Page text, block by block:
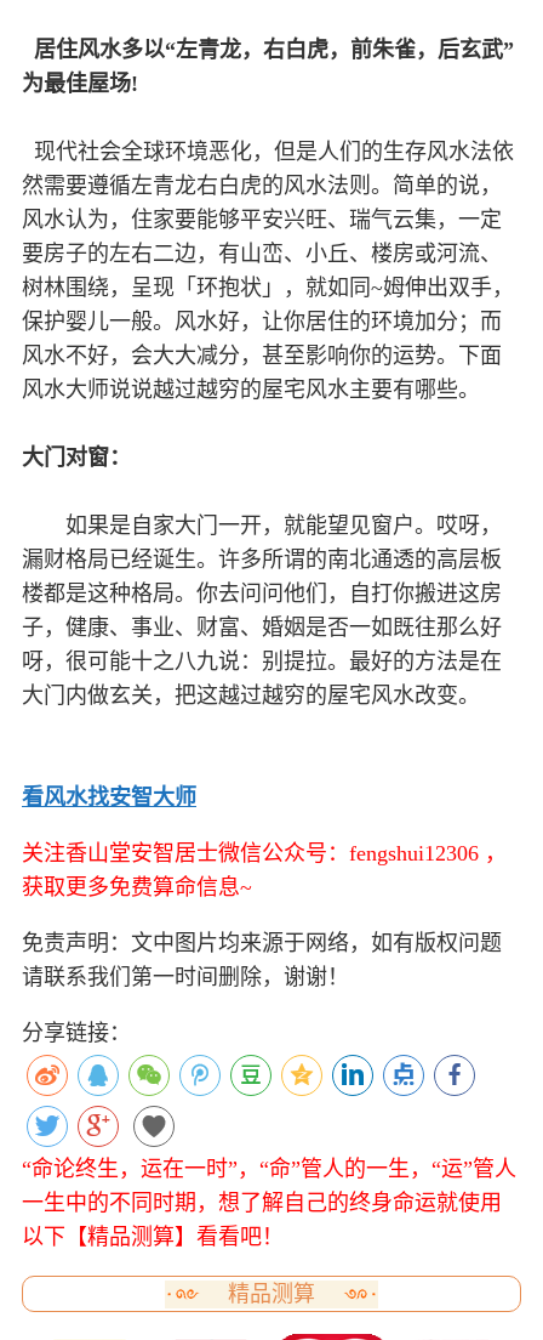
居住风水多以“左青龙，右白虎，前朱雀，后玄武”
为最佳屋场!
现代社会全球环境恶化，但是人们的生存风水法依
然需要遵循左青龙右白虎的风水法则。简单的说，
风水认为，住家要能够平安兴旺、瑞气云集，一定
要房子的左右二边，有山峦、小丘、楼房或河流、
树林围绕，呈现「环抱状」，就如同~姆伸出双手，
保护婴儿一般。风水好，让你居住的环境加分；而
风水不好，会大大减分，甚至影响你的运势。下面
风水大师说说越过越穷的屋宅风水主要有哪些。
大门对窗：
如果是自家大门一开，就能望见窗户。哎呀，
漏财格局已经诞生。许多所谓的南北通透的高层板
楼都是这种格局。你去问问他们，自打你搬进这房
子，健康、事业、财富、婚姻是否一如既往那么好
呀，很可能十之八九说：别提拉。最好的方法是在
大门内做玄关，把这越过越穷的屋宅风水改变。
看风水找安智大师
关注香山堂安智居士微信公众号：fengshui12306 ，
获取更多免费算命信息~
免责声明：文中图片均来源于网络，如有版权问题
请联系我们第一时间删除，谢谢！
分享链接：
“命论终生，运在一时”，“命”管人的一生，“运”管人
一生中的不同时期，想了解自己的终身命运就使用
以下【精品测算】看看吧！
精品测算